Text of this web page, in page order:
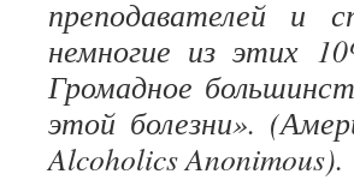
преподавателей и
немногие из этих
Громадное
этой болезни».
Alcoholics Anonimous).